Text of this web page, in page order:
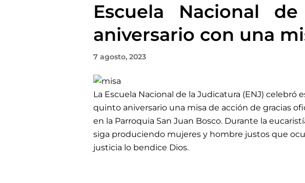
Escuela Nacional
aniversario con una
7 agosto, 2023
La Escuela Nacional de la Judicatura (ENJ)
quinto aniversario una misa de acción de gracias
en la Parroquia San Juan Bosco. Durante la
siga produciendo mujeres y hombre justos que
justicia lo bendice Dios.